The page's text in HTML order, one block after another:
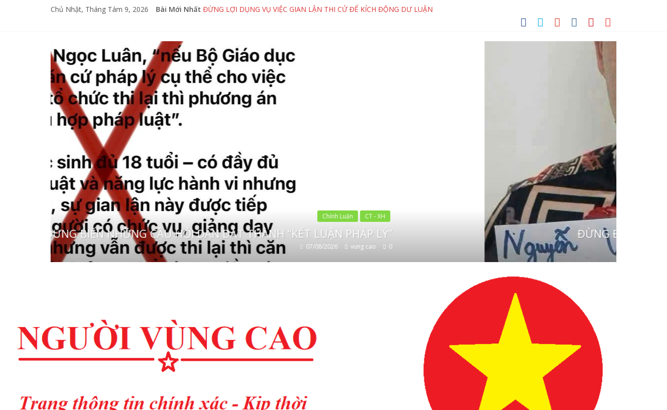
Chủ Nhật, Tháng Tám 9, 2026 Bài Mới Nhất ĐỪNG LỢI DỤNG VỤ VIỆC GIAN LẬN THI CỬ ĐỂ KÍCH ĐỘNG DƯ LUẬN
VẠCH TRẦN MƯU ĐỒ MƯỢN DANH “TÀ ĐẠO” ĐỂ PHÁ HOẠI KHÁT VỌNG VƯƠN MÌNH CỦA DÂN TỘC
LÝ”
0
Nhịp Sống Trẻ
ĐỪNG ĐÁNH ĐỔI TƯƠNG LAI BẰNG “HÀO QUANG ẢO” TRÊN MẠNG XÃ HỘI
07/08/2026 vung cao